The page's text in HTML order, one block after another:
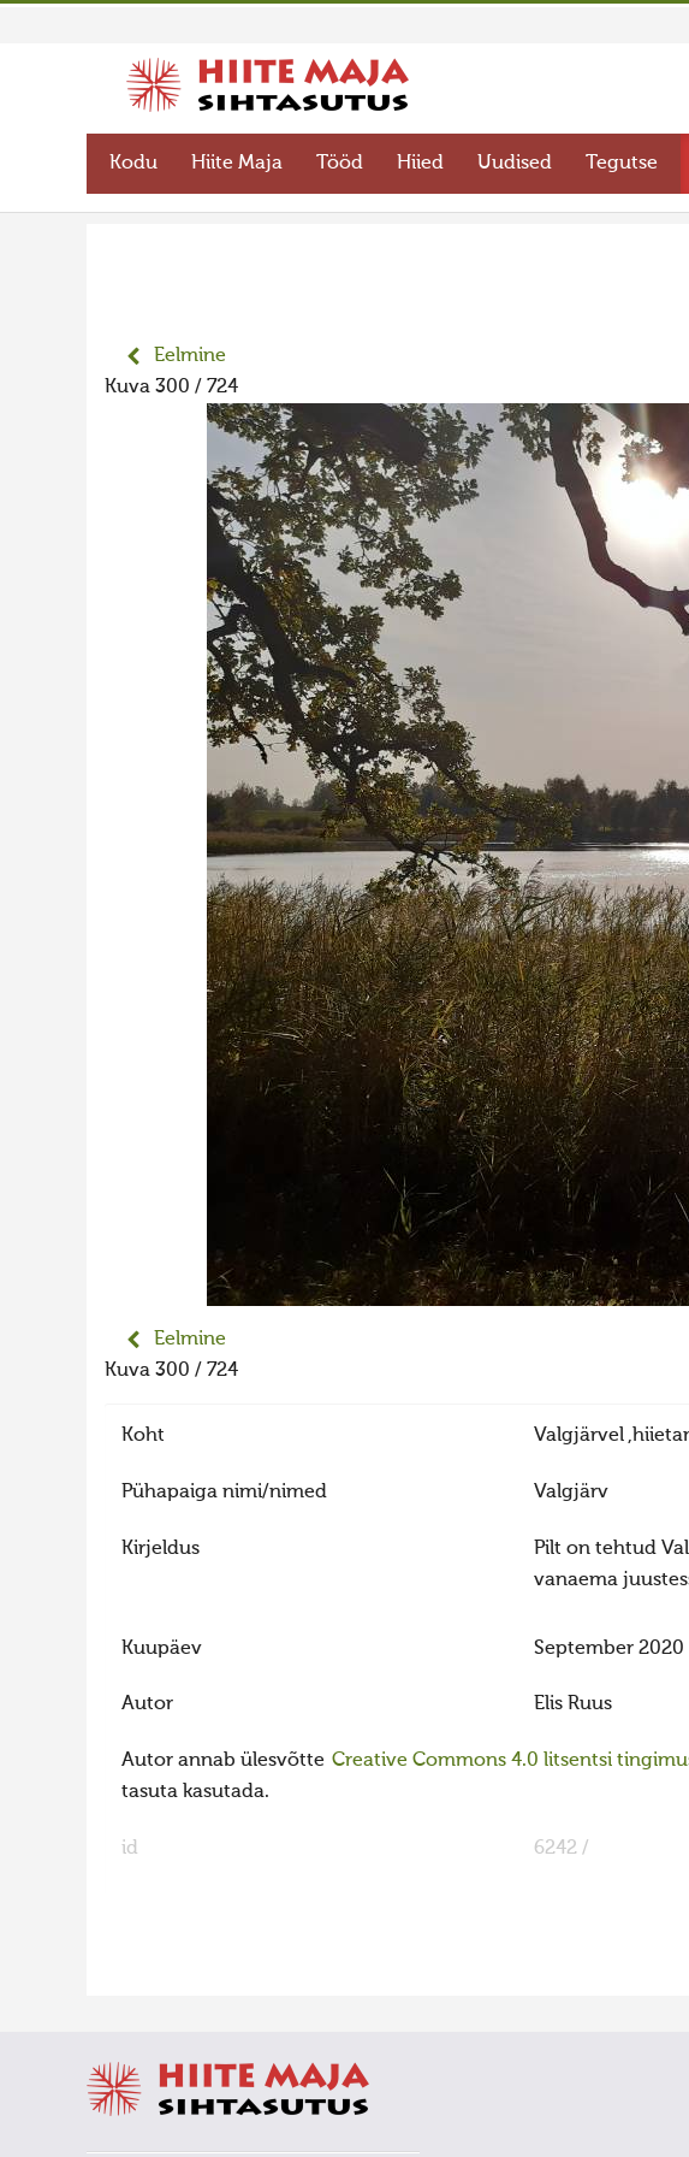
Kodu Hiite Maja Tööd Hiied Uudised Tegutse
Eelmine
Kuva 300 / 724
Eelmine
Kuva 300 / 724
Koht Valgjärvel
Pühapaiga nimi/nimed Valgjärv
Kirjeldus
Pilt on tehtud
vanaema
Kuupäev September 2020
Autor Elis Ruus
Autor annab ülesvõtte Creative Commons 4.0 litsentsi
tasuta kasutada.
id 6242 /